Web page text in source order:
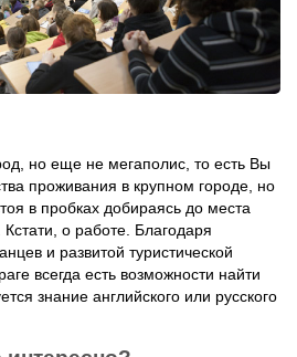
но еще не мегаполис, то есть Вы
проживания в крупном городе, но
в пробках добираясь до места
о работе. Благодаря
и развитой туристической
всегда есть возможности найти
знание английского или русского